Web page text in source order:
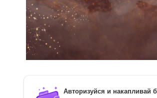
Авторизуйся и накапливай